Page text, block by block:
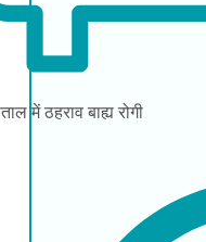
में ठहराव बाह्य रोगी